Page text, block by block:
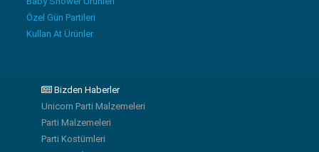
Özel Gün Partileri
Kullan At Ürünler
Bizden Haberler
Unicorn Parti Malzemeleri
Parti Malzemeleri
Parti Kostümleri